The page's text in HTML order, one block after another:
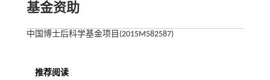
基金资助
中国博士后科学基金项目(2015M582587)